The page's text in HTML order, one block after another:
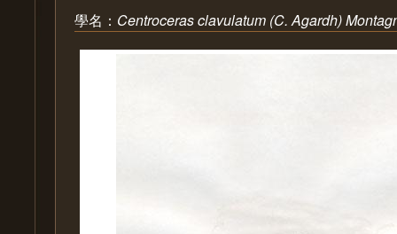
學名： Centroceras clavulatum (C. Agardh)